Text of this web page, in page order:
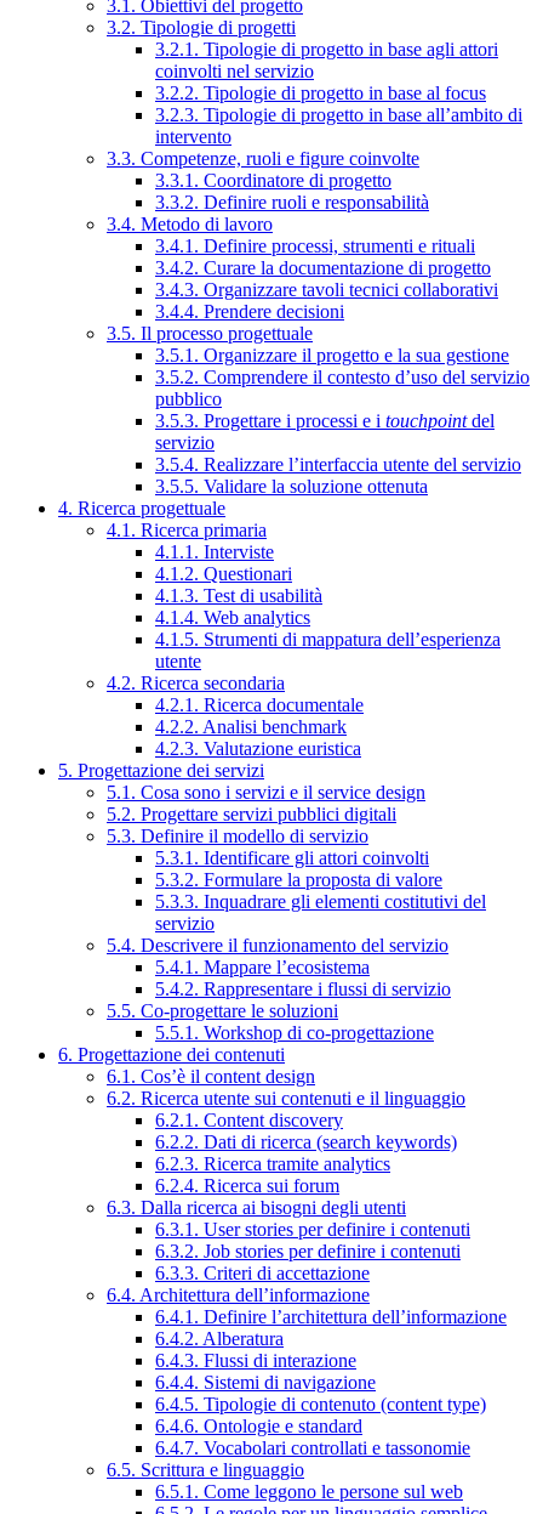
3.1. Obiettivi del progetto
3.2. Tipologie di progetti
3.2.1. Tipologie di progetto in base agli attori
coinvolti nel servizio
3.2.2. Tipologie di progetto in base al focus
3.2.3. Tipologie di progetto in base all’ambito di
intervento
3.3. Competenze, ruoli e figure coinvolte
3.3.1. Coordinatore di progetto
3.3.2. Definire ruoli e responsabilità
3.4. Metodo di lavoro
3.4.1. Definire processi, strumenti e rituali
3.4.2. Curare la documentazione di progetto
3.4.3. Organizzare tavoli tecnici collaborativi
3.4.4. Prendere decisioni
3.5. Il processo progettuale
3.5.1. Organizzare il progetto e la sua gestione
3.5.2. Comprendere il contesto d’uso del servizio
pubblico
3.5.3. Progettare i processi e i touchpointdel
servizio
3.5.4. Realizzare l’interfaccia utente del servizio
3.5.5. Validare la soluzione ottenuta
4. Ricerca progettuale
4.1. Ricerca primaria
4.1.1. Interviste
4.1.2. Questionari
4.1.3. Test di usabilità
4.1.4. Web analytics
4.1.5. Strumenti di mappatura dell’esperienza
utente
4.2. Ricerca secondaria
4.2.1. Ricerca documentale
4.2.2. Analisi benchmark
4.2.3. Valutazione euristica
5. Progettazione dei servizi
5.1. Cosa sono i servizi e il service design
5.2. Progettare servizi pubblici digitali
5.3. Definire il modello di servizio
5.3.1. Identificare gli attori coinvolti
5.3.2. Formulare la proposta di valore
5.3.3. Inquadrare gli elementi costitutivi del
servizio
5.4. Descrivere il funzionamento del servizio
5.4.1. Mappare l’ecosistema
5.4.2. Rappresentare i flussi di servizio
5.5. Co-progettare le soluzioni
5.5.1. Workshop di co-progettazione
6. Progettazione dei contenuti
6.1. Cos’è il content design
6.2. Ricerca utente sui contenuti e il linguaggio
6.2.1. Content discovery
6.2.2. Dati di ricerca (search keywords)
6.2.3. Ricerca tramite analytics
6.2.4. Ricerca sui forum
6.3. Dalla ricerca ai bisogni degli utenti
6.3.1. User stories per definire i contenuti
6.3.2. Job stories per definire i contenuti
6.3.3. Criteri di accettazione
6.4. Architettura dell’informazione
6.4.1. Definire l’architettura dell’informazione
6.4.2. Alberatura
6.4.3. Flussi di interazione
6.4.4. Sistemi di navigazione
6.4.5. Tipologie di contenuto (content type)
6.4.6. Ontologie e standard
6.4.7. Vocabolari controllati e tassonomie
6.5. Scrittura e linguaggio
6.5.1. Come leggono le persone sul web